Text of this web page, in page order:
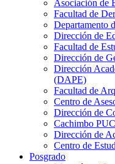
Asociación de
Facultad de
Departamento
Dirección de
Facultad de
Dirección de
Dirección
(DAPE)
Facultad de
Centro de
Dirección de
Cachimbo
Dirección de
Centro de
Posgrado